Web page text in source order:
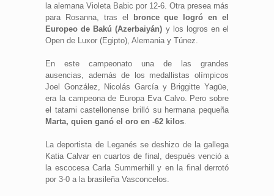
la alemana Violeta Babic por 12-6. Otra presea más
para Rosanna, tras el
bronce que logró en el
Europeo de Bakú (Azerbaiyán) y los logros en el
Open de Luxor (Egipto), Alemania y Túnez.
En este campeonato una de las grandes
ausencias, además de los medallistas olímpicos
Joel González, Nicolás García y Briggitte Yagüe,
era la campeona de Europa Eva Calvo. Pero sobre
el tatami castellonense brilló su hermana pequeña
Marta, quien ganó el oro en -62 kilos
La deportista de Leganés se deshizo de la gallega
Katia Calvar en cuartos de final, después venció a
la escocesa Carla Summerhill y en la final derrotó
por 3-0 a la brasileña Vasconcelos.